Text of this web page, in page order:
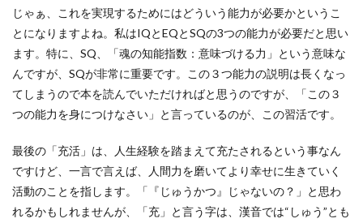
じゃぁ、これを実現するためにはどういう能力が必要かというこ
とになりますよね。私はIQとEQとSQの3つの能力が必要だと思い
ます。特に、SQ、「魂の知能指数：意味づける力」という意味な
んですが、SQが非常に重要です。この３つ能力の説明は長くなっ
てしまうので本を読んでいただければと思うのですが、「この３
つの能力を身につけなさい」と言っているのが、この習活です。
最後の「充活」は、人生経験を踏まえて充たされるという事なん
ですけど、一言で言えば、人間力を磨いてより幸せに生きていく
活動のことを指します。「『じゅうかつ』じゃないの？」と思わ
れるかもしれませんが、「充」と言う字は、漢音では“しゅう”とも